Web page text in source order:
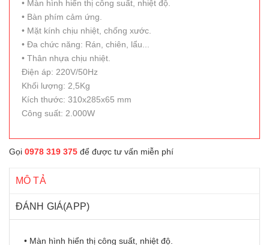
• Màn hình hiển thị công suất, nhiệt độ.
• Bàn phím cảm ứng.
• Mặt kính chịu nhiệt, chống xước.
• Đa chức năng: Rán, chiên, lẩu...
• Thân nhựa chịu nhiệt.
Điện áp: 220V/50Hz
Khối lượng: 2,5Kg
Kích thước: 310x285x65 mm
Công suất: 2.000W
Gọi 0978 319 375 để được tư vấn miễn phí
MÔ TẢ
ĐÁNH GIÁ(APP)
• Màn hình hiển thị công suất, nhiệt độ.